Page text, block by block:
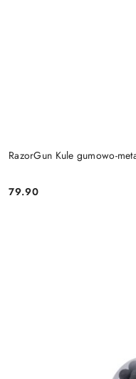
RazorGun Kule gumowo-
Cena:
79.90